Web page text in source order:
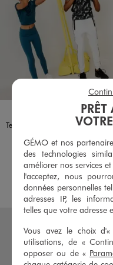
Disponible en 1 coloris
BLEU FONCE
Tee-shirt manches courtes court et moulant fille
5/5 de moyenne
(53 avis)
AJOUTERAU
GÉMO et nos
des technologies
améliorer nos services
l'acceptez, nous
données personnelles
adresses IP, les
telles que votre adresse
Vous avez le choix
utilisations, de «
opposer ou de «